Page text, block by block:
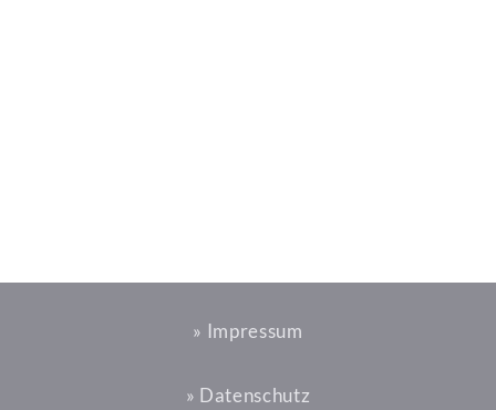
» Impressum
» Datenschutz